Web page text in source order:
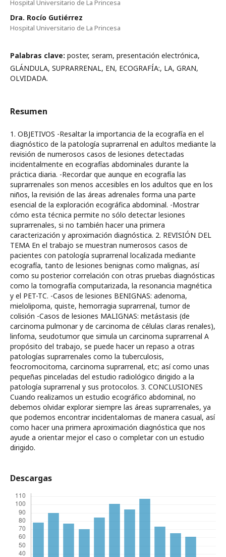
Hospital Universitario de La Princesa
Dra. Rocío Gutiérrez
Hospital Universitario de La Princesa
Palabras clave: poster, seram, presentación electrónica,
GLÁNDULA, SUPRARRENAL, EN, ECOGRAFÍA:, LA, GRAN,
OLVIDADA.
Resumen
1. OBJETIVOS -Resaltar la importancia de la ecografía en el
diagnóstico de la patología suprarrenal en adultos mediante la
revisión de numerosos casos de lesiones detectadas
incidentalmente en ecografías abdominales durante la
práctica diaria. -Recordar que aunque en ecografía las
suprarrenales son menos accesibles en los adultos que en los
niños, la revisión de las áreas adrenales forma una parte
esencial de la exploración ecográfica abdominal. -Mostrar
cómo esta técnica permite no sólo detectar lesiones
suprarrenales, si no también hacer una primera
caracterización y aproximación diagnóstica. 2. REVISIÓN DEL
TEMA En el trabajo se muestran numerosos casos de
pacientes con patología suprarrenal localizada mediante
ecografía, tanto de lesiones benignas como malignas, así
como su posterior correlación con otras pruebas diagnósticas
como la tomografía computarizada, la resonancia magnética
y el PET-TC. -Casos de lesiones BENIGNAS: adenoma,
mielolipoma, quiste, hemorragia suprarrenal, tumor de
colisión -Casos de lesiones MALIGNAS: metástasis (de
carcinoma pulmonar y de carcinoma de células claras renales),
linfoma, seudotumor que simula un carcinoma suprarrenal A
propósito del trabajo, se puede hacer un repaso a otras
patologías suprarrenales como la tuberculosis,
feocromocitoma, carcinoma suprarrenal, etc; así como unas
pequeñas pinceladas del estudio radiológico dirigido a la
patología suprarrenal y sus protocolos. 3. CONCLUSIONES
Cuando realizamos un estudio ecográfico abdominal, no
debemos olvidar explorar siempre las áreas suprarrenales, ya
que podemos encontrar incidentalomas de manera casual, así
como hacer una primera aproximación diagnóstica que nos
ayude a orientar mejor el caso o completar con un estudio
dirigido.
Descargas